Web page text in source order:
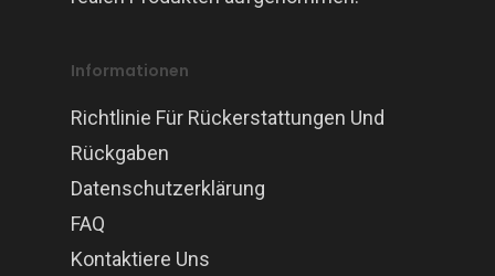
Informationen
Richtlinie Für Rückerstattungen Und
Rückgaben
Datenschutzerklärung
FAQ
Kontaktiere Uns